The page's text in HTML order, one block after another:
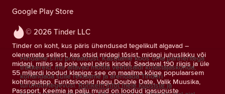
© 2026 Tinder LLC
Tinder on koht, kus päris ühendused tegelikult algavad –
olenemata sellest, kas otsid midagi tõsist, midagi juhuslikku või
midagi, milles sa pole veel päris kindel. Saadaval 190 riigis ja üle
55 miljardi loodud klapiga: see on maailma kõige populaarsem
kohtinguäpp. Funktsioonid nagu Double Date, Valik Muusika,
Passport, Keemia ja palju muud on loodud igasuguste
Google Play Store
Hindame sinu privaatsust. Kasutame koos oma partneritega
träkkereid, mis aitavad mõõta veebisaidi külastajaskonda,
kohandada sulle reklaame ja arendada Tinderi
turundustegevusi. Rohkem infot meie küpsiste ja